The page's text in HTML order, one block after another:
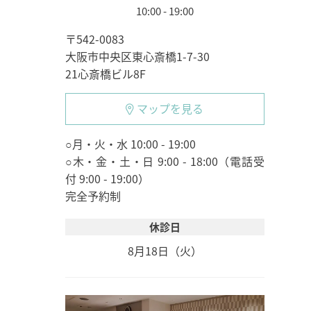
10:00 - 19:00
〒542-0083
大阪市中央区東心斎橋1-7-30
21心斎橋ビル8F
マップを見る
○月・火・水 10:00 - 19:00
○木・金・土・日 9:00 - 18:00（電話受
付 9:00 - 19:00）
完全予約制
休診日
8月18日（火）